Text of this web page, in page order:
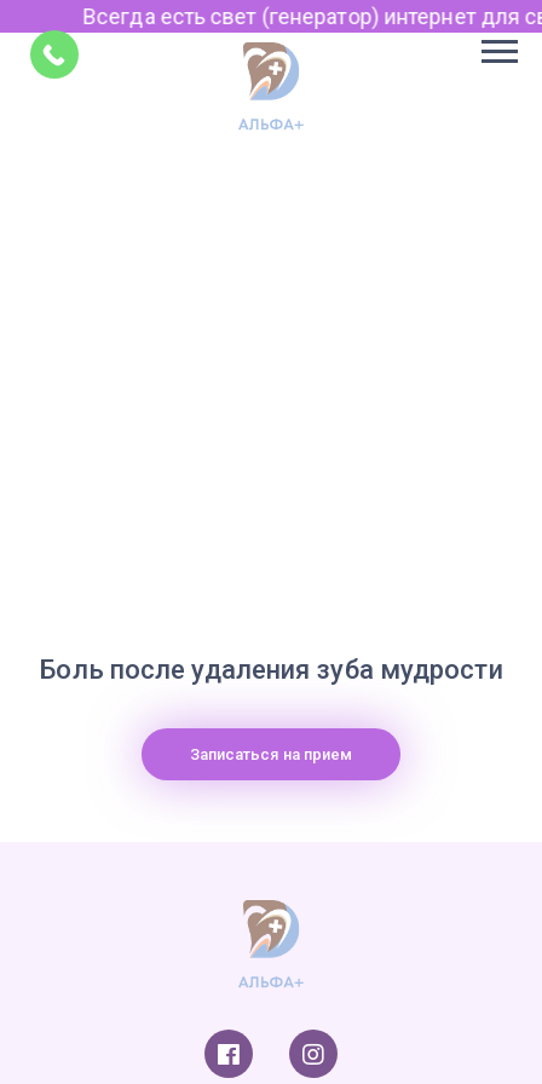
Всегда есть свет (генератор) интернет для
Боль после удаления зуба мудрости
Записаться на прием